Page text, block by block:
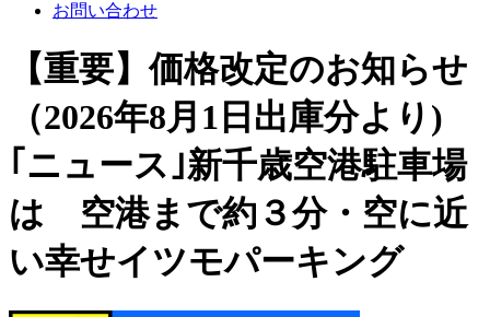
お問い合わせ
【重要】価格改定のお知らせ
（2026年8月1日出庫分より)
｢ニュース｣新千歳空港駐車場
は 空港まで約３分・空に近
い幸せイツモパーキング